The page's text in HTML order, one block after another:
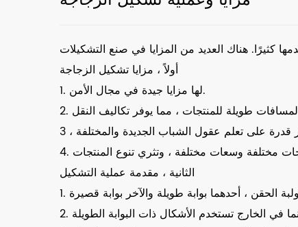
أولاً ، مزايا تشكيل الزجاجة
1. لها مزايا جيدة في مجال الأمن.
الثانية ، مقدمة عملية التشكيل